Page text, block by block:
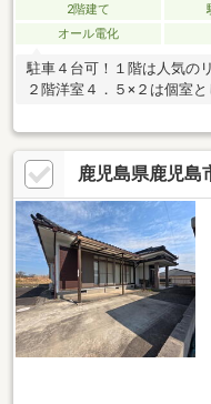
2階建て
オール電化
駐車４台可！１階は人気の
２階洋室４．５×２は個室と
鹿児島県鹿児島